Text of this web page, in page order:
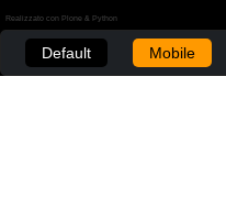
Realizzato con Plone & Python
Default Mobile